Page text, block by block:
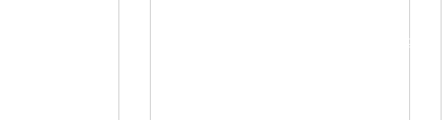
Federación Castellano Manchega de Fotografía